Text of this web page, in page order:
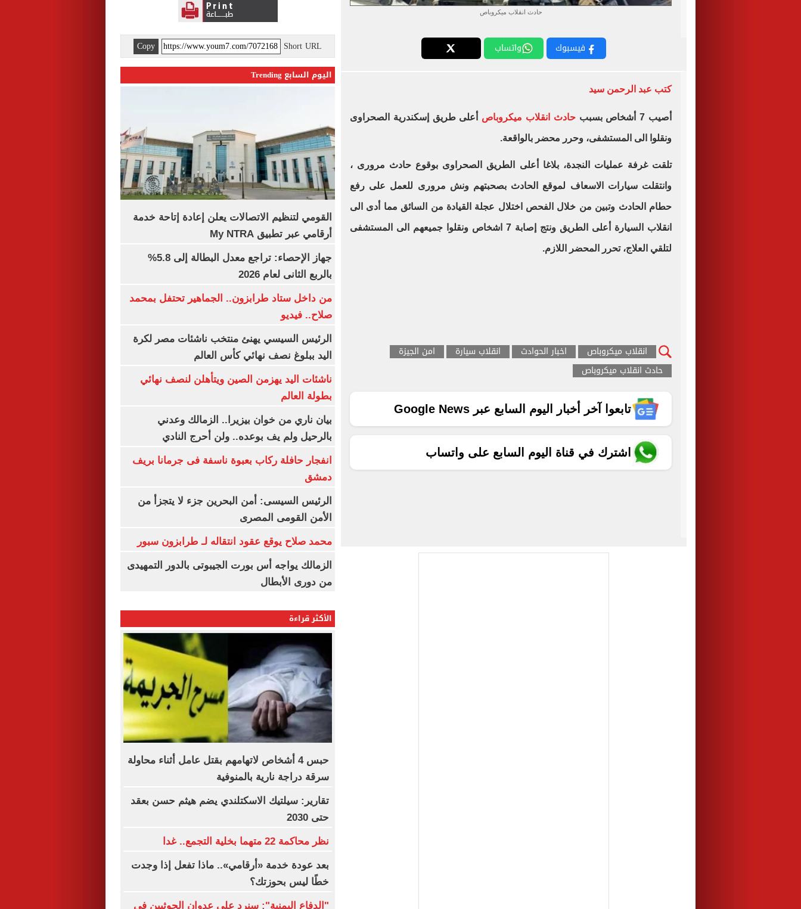
حادث انقلاب ميكروباص
فيسبوك واتساب
كتب عبد الرحمن سيد
أصيب 7 أشخاص بسبب حادث انقلاب ميكروباص أعلى طريق إسكندرية الصحراوى
ونقلوا الى المستشفى، وحرر محضر بالواقعة.
تلقت غرفة عمليات النجدة، بلاغا أعلى الطريق الصحراوى بوقوع حادث مرورى ،
وانتقلت سيارات الاسعاف لموقع الحادث بصحبتهم ونش مرورى للعمل على رفع
حطام الحادث وتبين من خلال الفحص اختلال عجلة القيادة من السائق مما أدى الى
انقلاب السيارة أعلى الطريق ونتج إصابة 7 اشخاص ونقلوا جميعهم الى المستشفى
لتلقي العلاج، تحرر المحضر اللازم.
انقلاب ميكروباص اخبار الحوادث انقلاب سيارة
امن الجيزة
حادث انقلاب ميكروباص
تابعوا آخر أخبار اليوم السابع عبر Google News
اشترك في قناة اليوم السابع على واتساب
Short URL
Copy
اليوم السابع Trending
القومي لتنظيم الاتصالات يعلن إعادة إتاحة خدمة
أرقامي عبر تطبيق My NTRA
جهاز الإحصاء: تراجع معدل البطالة إلى 5.8%
بالربع الثانى لعام 2026
من داخل ستاد طرابزون.. الجماهير تحتفل بمحمد
صلاح.. فيديو
الرئيس السيسي يهنئ منتخب ناشئات مصر لكرة
اليد ببلوغ نصف نهائي كأس العالم
ناشئات اليد يهزمن الصين ويتأهلن لنصف نهائي
بطولة العالم
بيان ناري من خوان بيزيرا.. الزمالك وعدني
بالرحيل ولم يف بوعده.. ولن أحرج النادي
انفجار حافلة ركاب بعبوة ناسفة فى جرمانا بريف
دمشق
الرئيس السيسى: أمن البحرين جزء لا يتجزأ من
الأمن القومى المصرى
محمد صلاح يوقع عقود انتقاله لـ طرابزون سبور
الزمالك يواجه أس بورت الجيبوتى بالدور التمهيدى
من دورى الأبطال
الأكثر قراءة
حبس 4 أشخاص لاتهامهم بقتل عامل أثناء محاولة
سرقة دراجة نارية بالمنوفية
تقارير: سيلتيك الاسكتلندي يضم هيثم حسن بعقد
حتى 2030
نظر محاكمة 22 متهما بخلية التجمع.. غدا
بعد عودة خدمة «أرقامي».. ماذا تفعل إذا وجدت
خطًا ليس بحوزتك؟
"الدفاع اليمنية": سنرد على عدوان الحوثيين في